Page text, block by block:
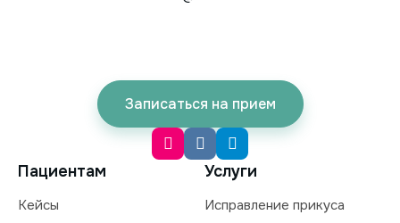
Записаться на прием
Пациентам
Кейсы
Услуги
Исправление прикуса